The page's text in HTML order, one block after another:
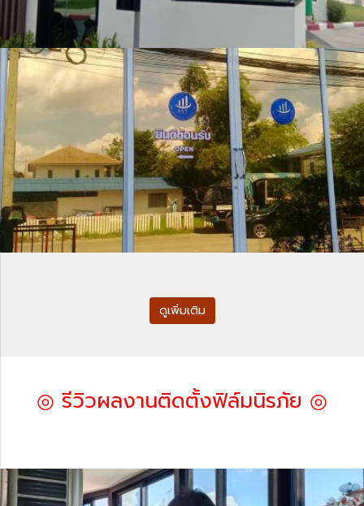
ดูเพิ่มเติม
◎ รีวิวผลงานติดตั้งฟิล์มนิรภัย ◎